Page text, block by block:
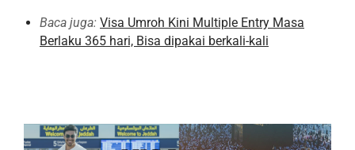
Baca juga: Visa Umroh Kini Multiple Entry Masa
Berlaku 365 hari, Bisa dipakai berkali-kali